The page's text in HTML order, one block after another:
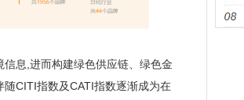
息,进而构建绿色供应链、绿色金
CITI指数及CATI指数逐渐成为在